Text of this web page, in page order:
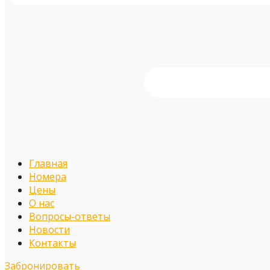
Главная
Номера
Цены
О нас
Вопросы-ответы
Новости
Контакты
Забронировать